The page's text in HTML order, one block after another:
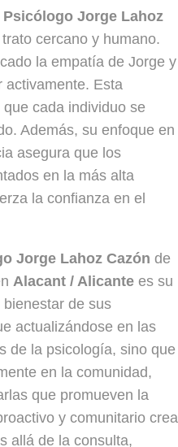
Psicólogo Jorge Lahoz
cercano y humano.
la empatía de Jorge y
activamente. Esta
cada individuo se
Además, su enfoque en
asegura que los
en la más alta
la confianza en el
Jorge Lahoz Cazón de
Alacant / Alicante es su
de sus
actualizándose en las
de la psicología, sino que
en la comunidad,
que promueven la
y comunitario crea
allá de la consulta,